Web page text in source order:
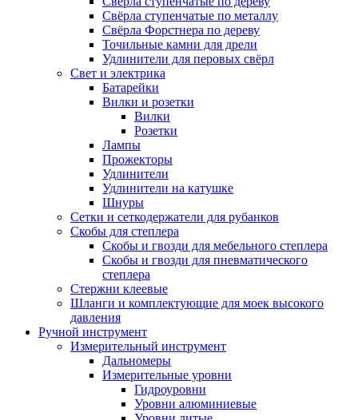
Свёрла ступенчатые по металлу
Свёрла Форстнера по дереву
Точильные камни для дрели
Удлинители для перовых свёрл
Свет и электрика
Батарейки
Вилки и розетки
Вилки
Розетки
Лампы
Прожекторы
Удлинители
Удлинители на катушке
Шнуры
Сетки и сеткодержатели для рубанков
Скобы для степлера
Скобы и гвозди для мебельного степлера
Скобы и гвозди для пневматического
степлера
Стержни клеевые
Шланги и комплектующие для моек высокого
давления
Ручной инструмент
Измерительный инструмент
Дальномеры
Измерительные уровни
Гидроуровни
Уровни алюминиевые